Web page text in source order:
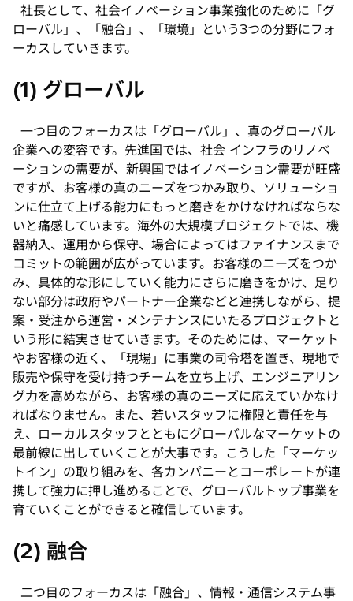
社長として、社会イノベーション事業強化のために「グ
ローバル」、「融合」、「環境」という3つの分野にフォ
ーカスしていきます。
(1) グローバル
一つ目のフォーカスは「グローバル」、真のグローバル
企業への変容です。先進国では、社会 インフラのリノベ
ーションの需要が、新興国ではイノベーション需要が旺盛
ですが、お客様の真のニーズをつかみ取り、ソリューショ
ンに仕立て上げる能力にもっと磨きをかけなければならな
いと痛感しています。海外の大規模プロジェクトでは、機
器納入、運用から保守、場合によってはファイナンスまで
コミットの範囲が広がっています。お客様のニーズをつか
み、具体的な形にしていく能力にさらに磨きをかけ、足り
ない部分は政府やパートナー企業などと連携しながら、提
案・受注から運営・メンテナンスにいたるプロジェクトと
いう形に結実させていきます。そのためには、マーケット
やお客様の近く、「現場」に事業の司令塔を置き、現地で
販売や保守を受け持つチームを立ち上げ、エンジニアリン
グ力を高めながら、お客様の真のニーズに応えていかなけ
ればなりません。また、若いスタッフに権限と責任を与
え、ローカルスタッフとともにグローバルなマーケットの
最前線に出していくことが大事です。こうした「マーケッ
トイン」の取り組みを、各カンパニーとコーポレートが連
携して強力に押し進めることで、グローバルトップ事業を
育ていくことができると確信しています。
(2) 融合
二つ目のフォーカスは「融合」、情報・通信システム事